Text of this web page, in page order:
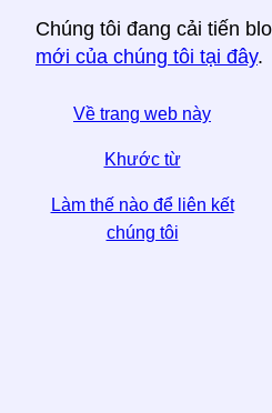
Chúng tôi đang cải tiến
mới của chúng tôi tại đây.
Về trang web này
Khước từ
Làm thế nào để liên kết
chúng tôi